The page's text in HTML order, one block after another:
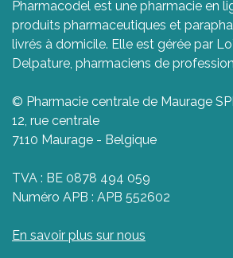
Pharmacodel est une pharmacie en
produits pharmaceutiques et
livrés à domicile. Elle est gérée par
Delpature, pharmaciens de
© Pharmacie centrale de Maurage
12, rue centrale
7110 Maurage - Belgique
TVA : BE 0878 494 059
Numéro APB : APB 552602
En savoir plus sur nous